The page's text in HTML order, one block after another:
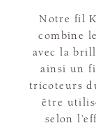
Notre fil
combine
avec la
ainsi un
tricoteurs
être
selon